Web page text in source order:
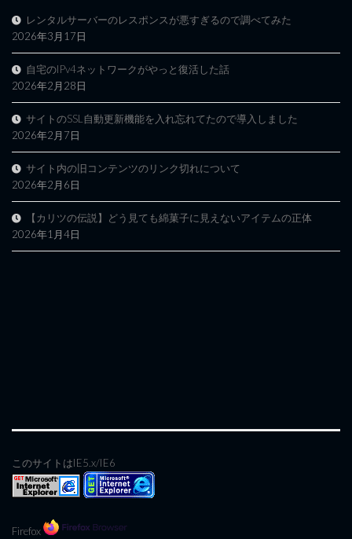
レンタルサーバーのレスポンスが悪すぎるので調べてみた
2026年3月17日
自宅のIPv4ネットワークがやっと復活した話
2026年2月28日
サイトのSSL自動更新機能を入れ忘れてたので導入しました
2026年2月7日
サイト内の旧コンテンツのリンク切れについて
2026年2月6日
【カリツの伝説】どう見ても綿菓子に見えないアイテムの正体
2026年1月4日
このサイトはIE5.x/IE6
Firefox